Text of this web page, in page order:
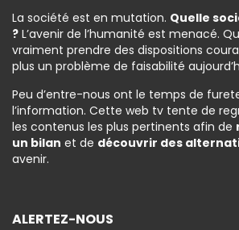
La société est en mutation. Quelle
? L’avenir de l’humanité est menacé.
vraiment prendre des dispositions
plus un problème de faisabilité
Peu d’entre-nous ont le temps de
l’information. Cette web tv tente de
les contenus les plus pertinents afin de
un bilan et de découvrir des
avenir.
ALERTEZ-NOUS